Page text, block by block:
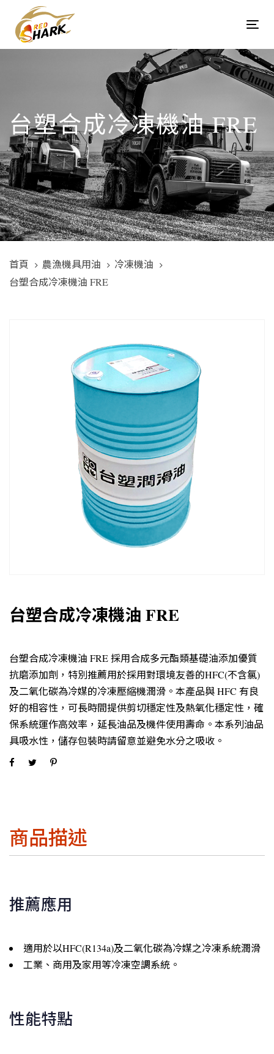
links
content
台塑合成冷凍機油 FRE
首頁 農漁機具用油
冷凍機油
台塑合成冷凍機油 FRE
台塑合成冷凍機油 FRE
台塑合成冷凍機油 FRE 採用合成多元酯類基礎油添加優質
抗磨添加劑，特別推薦用於採用對環境友善的HFC(不含氯)
及二氧化碳為冷媒的冷凍壓縮機潤滑。本產品與 HFC 有良
好的相容性，可長時間提供剪切穩定性及熱氧化穩定性，確
保系統運作高效率，延長油品及機件使用壽命。本系列油品
具吸水性，儲存包裝時請留意並避免水分之吸收。
商品描述
推薦應用
適用於以HFC(R134a)及二氧化碳為冷媒之冷凍系統潤滑
工業、商用及家用等冷凍空調系統。
性能特點